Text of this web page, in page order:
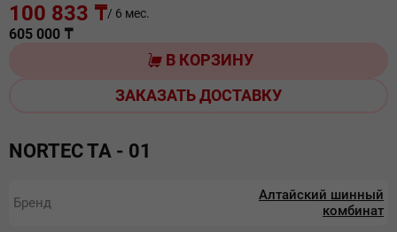
100 833 ₸/ 6 мес.
605 000 ₸
В КОРЗИНУ
ЗАКАЗАТЬ ДОСТАВКУ
NORTEC TA - 01
Бренд
Алтайский шинный
комбинат